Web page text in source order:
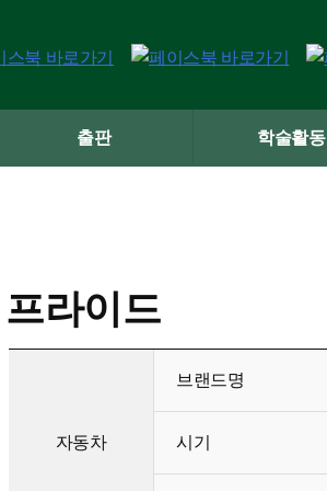
출판 학술활동
프라이드
자동차
브랜드명
시기